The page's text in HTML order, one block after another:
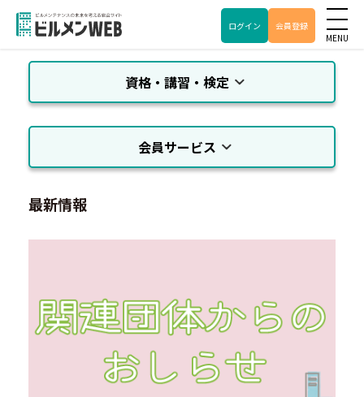
ログイン 会員登録
資格・講習・検定
会員サービス
最新情報